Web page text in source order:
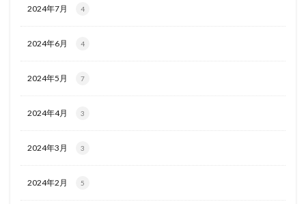
2024年7月 4
2024年6月 4
2024年5月 7
2024年4月 3
2024年3月 3
2024年2月 5